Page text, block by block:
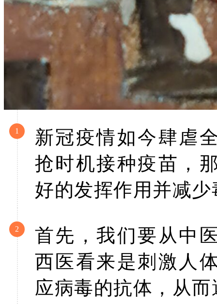
1
新冠疫情如今肆虐
抢时机接种疫苗，
好的发挥作用并减
2
首先，我们要从中
西医看来是刺激人
应病毒的抗体，从